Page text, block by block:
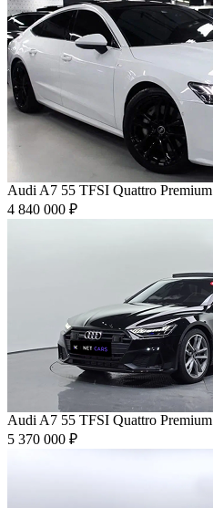
Audi A7 55 TFSI Quattro Premium
4 840 000 ₽
Audi A7 55 TFSI Quattro Premium
5 370 000 ₽